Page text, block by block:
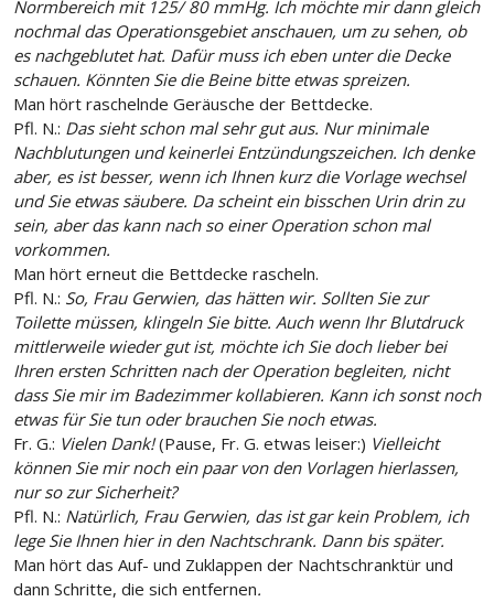
Normbereich mit 125/ 80 mmHg. Ich möchte mir dann gleich
nochmal das Operationsgebiet anschauen, um zu sehen, ob
es nachgeblutet hat. Dafür muss ich eben unter die Decke
schauen. Könnten Sie die Beine bitte etwas spreizen.
Man hört raschelnde Geräusche der Bettdecke.
Pfl. N.: Das sieht schon mal sehr gut aus. Nur minimale
Nachblutungen und keinerlei Entzündungszeichen. Ich denke
aber, es ist besser, wenn ich Ihnen kurz die Vorlage wechsel
und Sie etwas säubere. Da scheint ein bisschen Urin drin zu
sein, aber das kann nach so einer Operation schon mal
vorkommen.
Man hört erneut die Bettdecke rascheln.
Pfl. N.: So, Frau Gerwien, das hätten wir. Sollten Sie zur
Toilette müssen, klingeln Sie bitte. Auch wenn Ihr Blutdruck
mittlerweile wieder gut ist, möchte ich Sie doch lieber bei
Ihren ersten Schritten nach der Operation begleiten, nicht
dass Sie mir im Badezimmer kollabieren. Kann ich sonst noch
etwas für Sie tun oder brauchen Sie noch etwas.
Fr. G.: Vielen Dank!(Pause, Fr. G. etwas leiser:) Vielleicht
können Sie mir noch ein paar von den Vorlagen hierlassen,
nur so zur Sicherheit?
Pfl. N.: Natürlich, Frau Gerwien, das ist gar kein Problem, ich
lege Sie Ihnen hier in den Nachtschrank. Dann bis später.
Man hört das Auf- und Zuklappen der Nachtschranktür und
dann Schritte, die sich entfernen.